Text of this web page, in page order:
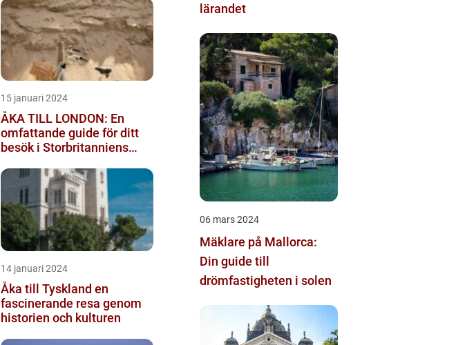
15 januari 2024
ÅKA TILL LONDON: En
omfattande guide för ditt
besök i Storbritanniens
14 januari 2024
Åka till Tyskland en
fascinerande resa genom
historien och kulturen
lärandet
06 mars 2024
Mäklare på Mallorca:
Din guide till
drömfastigheten i solen